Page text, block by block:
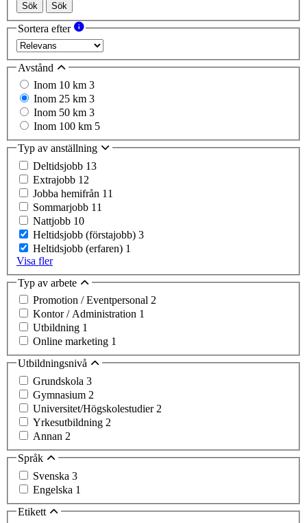
Sök Sök
Sortera efter
Avstånd
Inom 10 km 3
Inom 25 km 3
Inom 50 km 3
Inom 100 km 5
Typ av anställning
Deltidsjobb 13
Extrajobb 12
Jobba hemifrån 11
Sommarjobb 11
Nattjobb 10
Heltidsjobb (förstajobb) 3
Heltidsjobb (erfaren) 1
Visa fler
Typ av arbete
Promotion / Eventpersonal 2
Kontor / Administration 1
Utbildning 1
Online marketing 1
Utbildningsnivå
Grundskola 3
Gymnasium 2
Universitet/Högskolestudier 2
Yrkesutbildning 2
Annan 2
Språk
Svenska 3
Engelska 1
Etikett